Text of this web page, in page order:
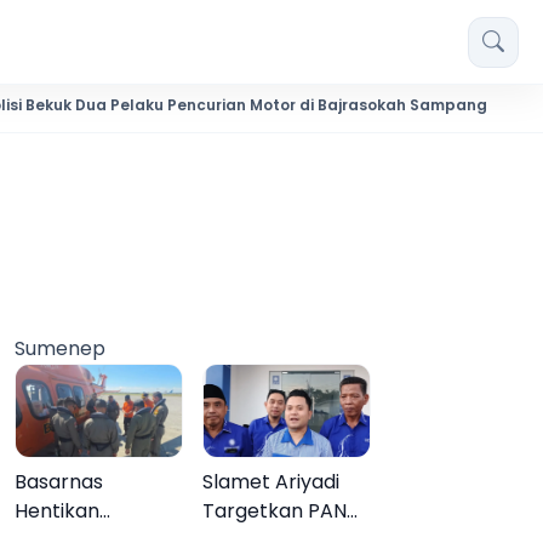
Pelaku Pencurian Motor di Bajrasokah Sampang 20
Sumenep
Basarnas
Hentikan
Slamet Ariyadi
Targetkan PAN